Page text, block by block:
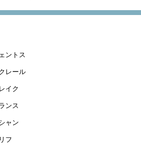
ントス
レール
イク
ンス
ャン
フ